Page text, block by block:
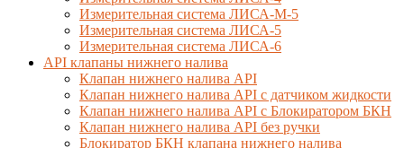
Измерительная система ЛИСА-М-5
Измерительная система ЛИСА-5
Измерительная система ЛИСА-6
API клапаны нижнего налива
Клапан нижнего налива API
Клапан нижнего налива API с датчиком жидкости
Клапан нижнего налива API с Блокиратором БКН
Клапан нижнего налива API без ручки
Блокиратор БКН клапана нижнего налива